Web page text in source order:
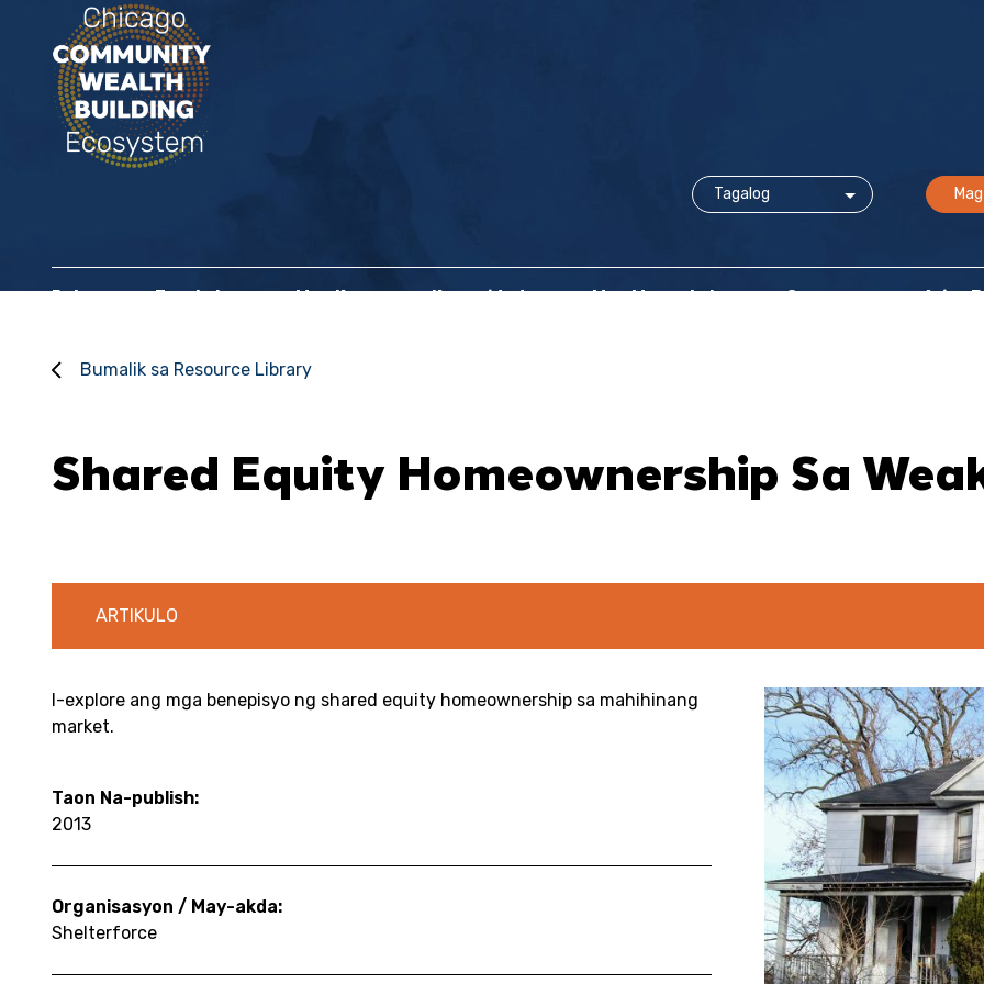
Bahay Tungkol sa Mga Kasosyo sa Komunidad Mga Mapagkukunan at Suporta Ating
Bumalik sa Resource Library
Shared Equity Homeownership Sa
ARTIKULO
I-explore ang mga benepisyo ng shared equity homeownership sa mahihinang
market.
Taon Na-publish:
2013
Organisasyon / May-akda:
Shelterforce